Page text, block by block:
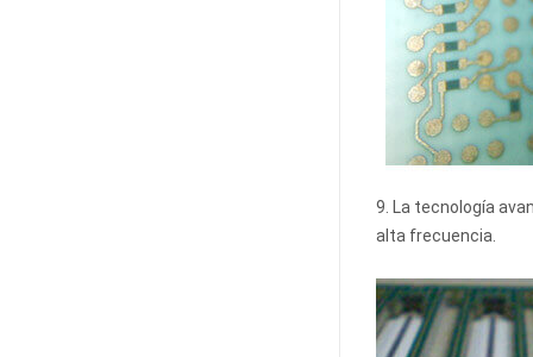
9. La tecnología
alta frecuencia.